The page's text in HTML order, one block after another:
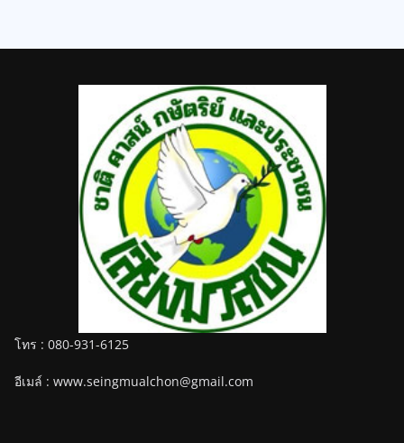
โทร : 080-931-6125
อีเมล์ : www.seingmualchon@gmail.com